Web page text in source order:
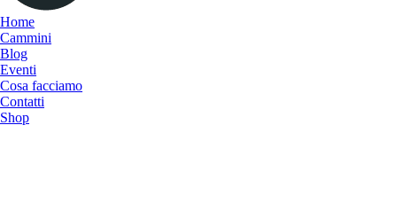
Home
Cammini
Blog
Eventi
Cosa facciamo
Contatti
Shop